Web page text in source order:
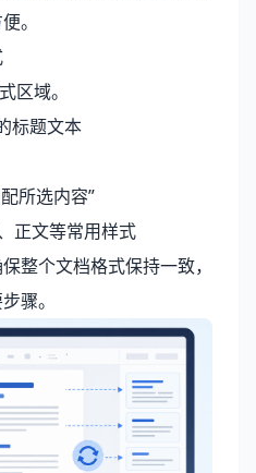
。
区域。
标题文本
所选内容”
正文等常用样式
整个文档格式保持一致，
骤。